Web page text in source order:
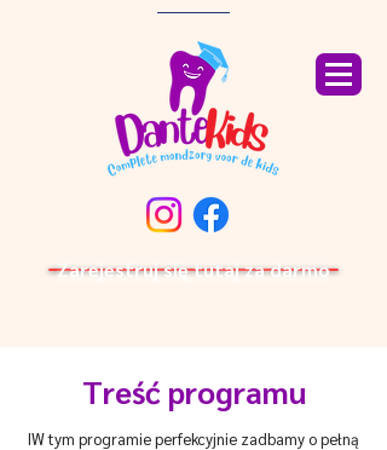
Zarejestruj się tutaj za darmo
Treść programu
IW tym programie perfekcyjnie zadbamy o pełną